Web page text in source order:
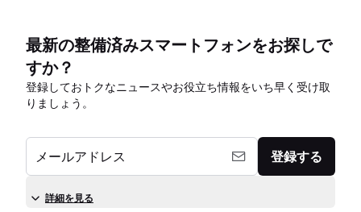
最新の整備済みスマートフォンをお探しで
すか？
登録しておトクなニュースやお役立ち情報をいち早く受け取
りましょう。
メールアドレス 登録する
詳細を見る